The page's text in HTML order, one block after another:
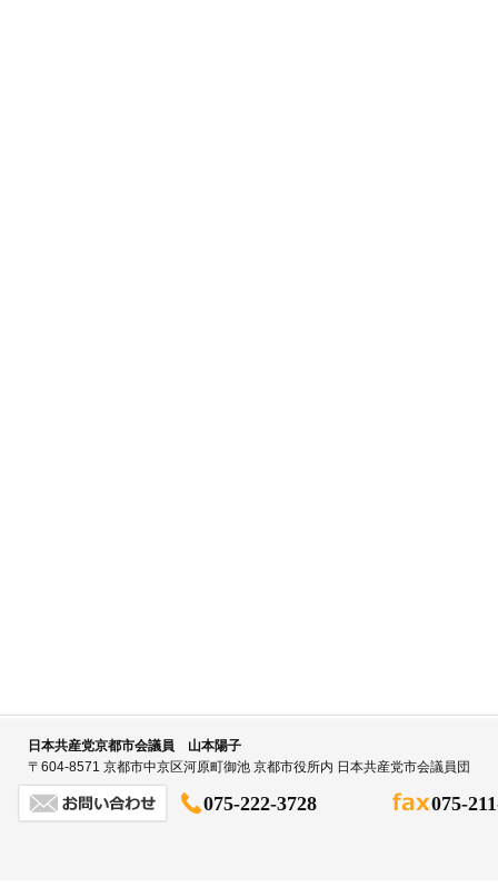
日本共産党京都市会議員 山本陽子
〒604-8571 京都市中京区河原町御池 京都市役所内 日本共産党市会議員団
075-222-3728 075-